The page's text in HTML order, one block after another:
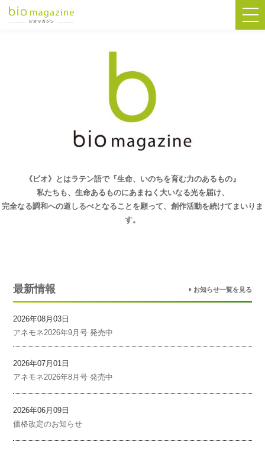
《ビオ》とはラテン語で『生命、いのちを育む力のあるもの』
私たちも、生命あるものにあまねく大いなる光を届け、
完全なる調和への道しるべとなることを願って、創作活動を続けてまいりま
す。
最新情報
2026年08月03日
アネモネ2026年9月号 発売中
2026年07月01日
アネモネ2026年8月号 発売中
2026年06月09日
価格改定のお知らせ
お知らせ一覧を見る